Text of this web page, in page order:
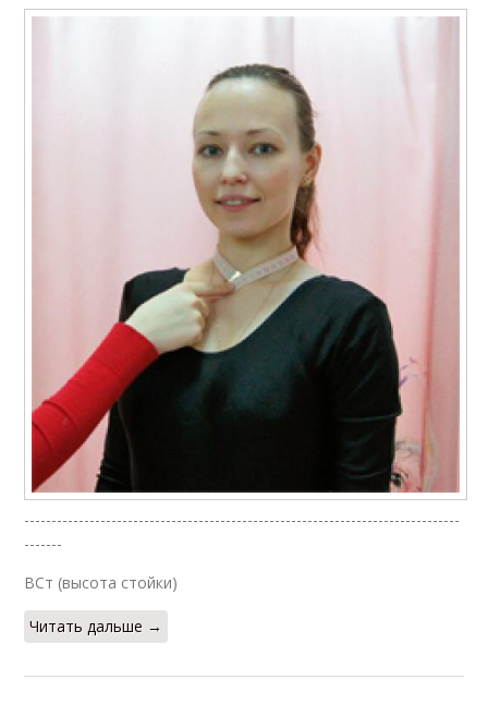
--------------------------------------------------------------------------------
-------
ВСт (высота стойки)
Читать дальше →